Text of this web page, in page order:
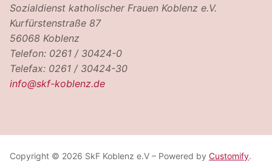
Sozialdienst katholischer Frauen Koblenz e.V.
Kurfürstenstraße 87
56068 Koblenz
Telefon: 0261 / 30424-0
Telefax: 0261 / 30424-30
info@skf-koblenz.de
Copyright © 2026 SkF Koblenz e.V – Powered by Customify.